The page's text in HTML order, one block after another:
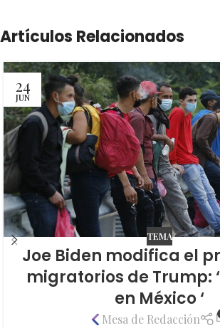
Artículos Relacionados
24
JUN
TEMA
Joe Biden modifica el
migratorios de Trump:
en México ‘
Mesa de Redacción